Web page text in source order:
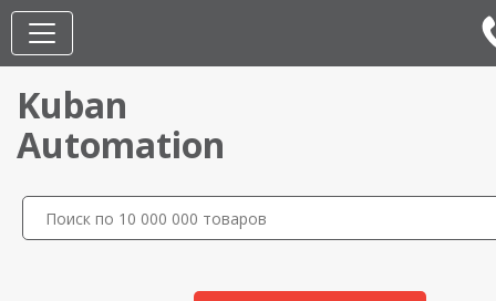
Kuban
Automation